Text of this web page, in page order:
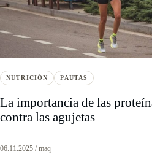
NUTRICIÓN PAUTAS
La importancia de las
contra las agujetas
06.11.2025 / maq